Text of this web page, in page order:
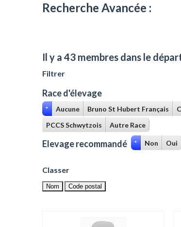
Recherche Avancée :
Il y a 43 membres dans le
Filtrer
Race d'élevage
* Aucune Bruno St Hubert Français
PCCS Schwytzois
Autre Race
Elevage recommandé * Non Oui
Classer
Nom Code postal